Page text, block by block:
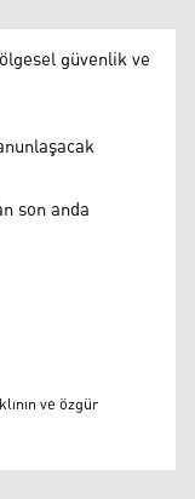
güvenlik ve
son anda
ve özgür